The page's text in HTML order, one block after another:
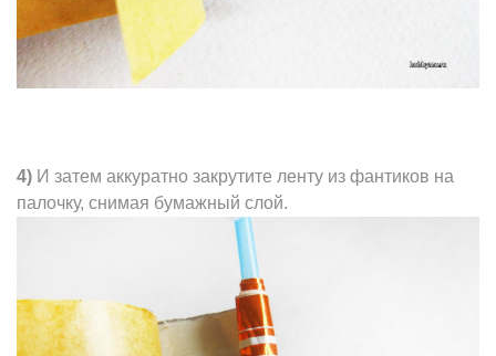
4) И затем аккуратно закрутите ленту из фантиков на
палочку, снимая бумажный слой.